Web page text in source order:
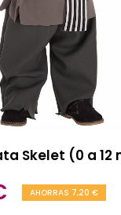
Skelet (0 a 12
AHORRAS 7,20 €